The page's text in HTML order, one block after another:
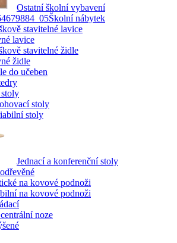
Ostatní školní vybavení
Školní nábytek
stavitelné lavice
lavice
stavitelné židle
židle
do učeben
stoly
stoly
Jednací a konferenční stoly
na kovové podnoži
na kovové podnoži
noze